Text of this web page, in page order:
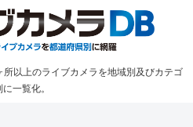
以上のライブカメラを地域別及びカテゴ
に一覧化。